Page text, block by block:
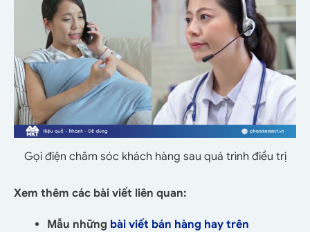
Gọi điện chăm sóc khách hàng sau quá trình điều trị
Xem thêm các bài viết liên quan:
Mẫu những bài viết bán hàng hay trên